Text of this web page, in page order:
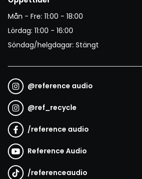
Mån - Fre: 11:00 - 18:00
Lördag: 11:00 - 16:00
Söndag/helgdagar: Stängt
@reference audio
@ref_recycle
/reference audio
Reference Audio
/referenceaudio